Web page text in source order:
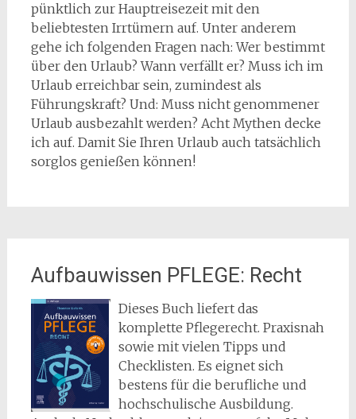
pünktlich zur Hauptreisezeit mit den
beliebtesten Irrtümern auf. Unter anderem
gehe ich folgenden Fragen nach: Wer bestimmt
über den Urlaub? Wann verfällt er? Muss ich im
Urlaub erreichbar sein, zumindest als
Führungskraft? Und: Muss nicht genommener
Urlaub ausbezahlt werden? Acht Mythen decke
ich auf. Damit Sie Ihren Urlaub auch tatsächlich
sorglos genießen können!
Aufbauwissen PFLEGE: Recht
Dieses Buch liefert das
komplette Pflegerecht. Praxisnah
sowie mit vielen Tipps und
Checklisten. Es eignet sich
bestens für die berufliche und
hochschulische Ausbildung.